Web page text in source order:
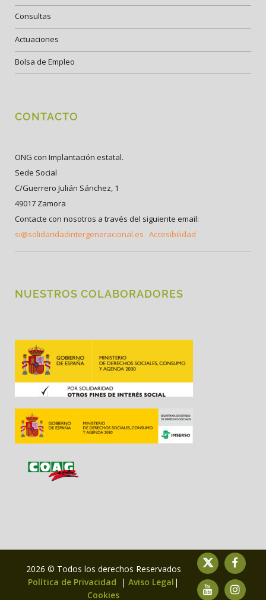
Consultas
Actuaciones
Bolsa de Empleo
CONTACTO
ONG con Implantación estatal.
Sede Social
C/Guerrero Julián Sánchez, 1
49017 Zamora
Contacte con nosotros a través del siguiente email:
si@solidaridadintergeneracional.es Accesibilidad
NUESTROS COLABORADORES
2026 © Todos los derechos Reservados
Política de Privacidad
| Aviso Legal |
Cookies